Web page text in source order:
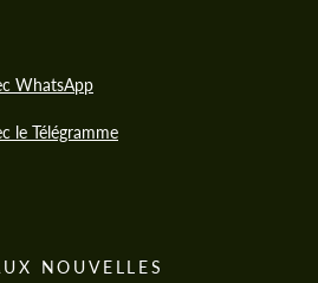
WhatsApp
le Télégramme
NOUVELLES